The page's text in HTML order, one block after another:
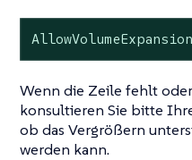
Wenn die Zeile fehlt
konsultieren Sie bitte
ob das Vergrößern
werden kann.